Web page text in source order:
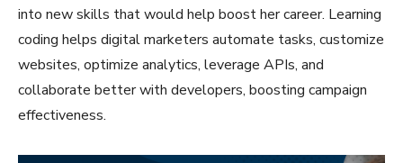
into new skills that would help boost her career. Learning
coding helps digital marketers automate tasks, customize
websites, optimize analytics, leverage APIs, and
collaborate better with developers, boosting campaign
effectiveness.